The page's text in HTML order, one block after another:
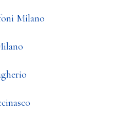
Milano